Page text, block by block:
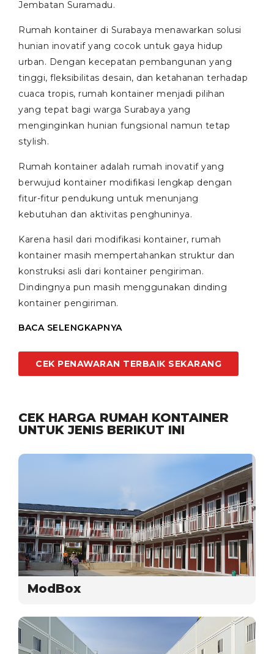
Jembatan Suramadu.
Rumah kontainer di Surabaya menawarkan solusi
hunian inovatif yang cocok untuk gaya hidup
urban. Dengan kecepatan pembangunan yang
tinggi, fleksibilitas desain, dan ketahanan terhadap
cuaca tropis, rumah kontainer menjadi pilihan
yang tepat bagi warga Surabaya yang
menginginkan hunian fungsional namun tetap
stylish.
Rumah kontainer adalah rumah inovatif yang
berwujud kontainer modifikasi lengkap dengan
fitur-fitur pendukung untuk menunjang
kebutuhan dan aktivitas penghuninya.
Karena hasil dari modifikasi kontainer, rumah
kontainer masih mempertahankan struktur dan
konstruksi asli dari kontainer pengiriman.
Dindingnya pun masih menggunakan dinding
kontainer pengiriman.
BACA SELENGKAPNYA
CEK PENAWARAN TERBAIK SEKARANG
CEK HARGA RUMAH KONTAINER
UNTUK JENIS BERIKUT INI
ModBox